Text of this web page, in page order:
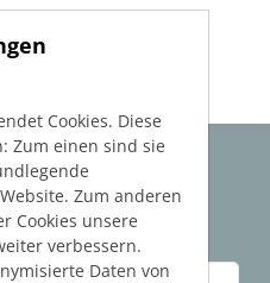
Revit
Cookies. Diese
Zum einen sind sie
Zum anderen
Cookies unsere
verbessern.
Daten von